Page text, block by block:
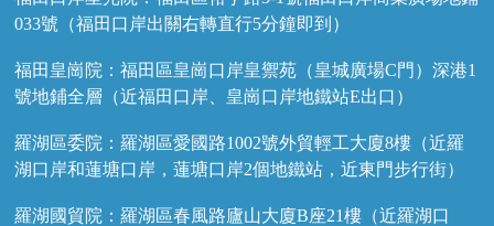
033號（福田口岸出關右轉直行5分鐘即到）
福田皇崗院：福田區皇崗口岸皇禦苑（皇城廣場C門）深港1
號地鋪全層（近福田口岸、皇崗口岸地鐵站E出口）
羅湖區委院：羅湖區愛國路1002號外貿輕工大廈8樓（近羅
湖口岸和蓮塘口岸，蓮塘口岸2個地鐵站，近東門步行街）
羅湖國貿院：羅湖區春風路廬山大廈B座21樓（近羅湖口